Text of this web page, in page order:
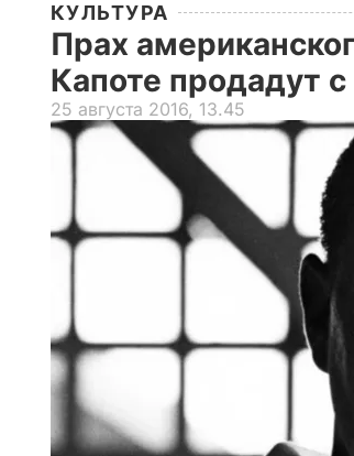
КУЛЬТУРА
Прах
Капоте продадут с
25 августа 2016, 13.45